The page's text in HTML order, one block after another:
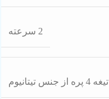
2 سرعته
تیغه 4 پره از جنس تیتانیوم